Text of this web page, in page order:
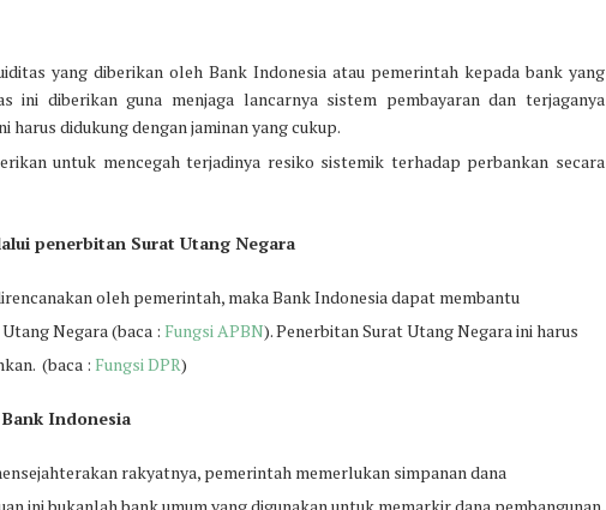
yang diberikan oleh Bank Indonesia atau pemerintah kepada bank yang
ini diberikan guna menjaga lancarnya sistem pembayaran dan terjaganya
didukung dengan jaminan yang cukup.
untuk mencegah terjadinya resiko sistemik terhadap perbankan secara
penerbitan Surat Utang Negara
oleh pemerintah, maka Bank Indonesia dapat membantu
Negara (baca : Fungsi APBN). Penerbitan Surat Utang Negara ini harus
(baca : Fungsi DPR)
Indonesia
rakyatnya, pemerintah memerlukan simpanan dana